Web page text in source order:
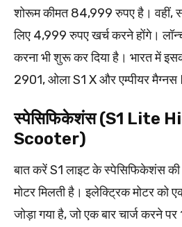
शोरूम कीमत 84,999 रुपए है। वहीं,
लिए 4,999 रुपए खर्च करने होंगे।
करना भी शुरू कर दिया है। भारत में
2901, ओला S1 X और एम्पीयर मैग्नस
स्पेसिफिकेशंस (S1 Lite
Scooter)
बात करें S1 लाइट के स्पेसिफिकेशंस
मोटर मिलती है। इलेक्ट्रिक मोटर को
जोड़ा गया है, जो एक बार चार्ज करने